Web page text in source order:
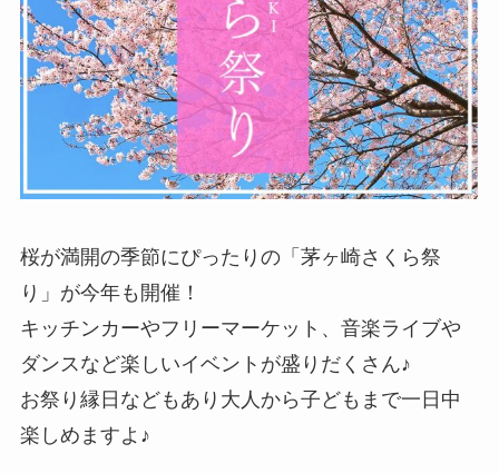
桜が満開の季節にぴったりの「茅ヶ崎さくら祭
り」が今年も開催！
キッチンカーやフリーマーケット、音楽ライブや
ダンスなど楽しいイベントが盛りだくさん♪
お祭り縁日などもあり大人から子どもまで一日中
楽しめますよ♪